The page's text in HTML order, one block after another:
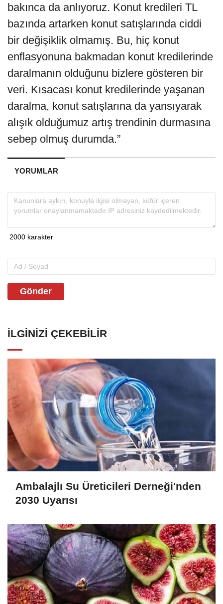
bakınca da anlıyoruz. Konut kredileri TL
bazında artarken konut satışlarında ciddi
bir değişiklik olmamış. Bu, hiç konut
enflasyonuna bakmadan konut kredilerinde
daralmanın olduğunu bizlere gösteren bir
veri. Kısacası konut kredilerinde yaşanan
daralma, konut satışlarına da yansıyarak
alışık olduğumuz artış trendinin durmasına
sebep olmuş durumda.”
YORUMLAR
Gönder
İLGINIZI ÇEKEBILIR
Ambalajlı Su Üreticileri Derneği'nden
2030 Uyarısı